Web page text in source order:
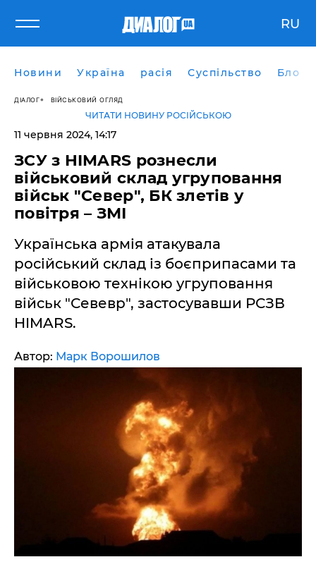
RU
Новини Україна расія Суспільство Блоги
ДІАЛОГ ВІЙСЬКОВИЙ ОГЛЯД
ЧИТАТИ НОВИНУ РОСІЙСЬКОЮ
11 червня 2024, 14:17
ЗСУ з HIMARS рознесли
військовий склад угруповання
військ "Север", БК злетів у
повітря – ЗМІ
Українська армія атакувала
російський склад із боєприпасами та
військовою технікою угруповання
військ "Севевр", застосувавши РСЗВ
HIMARS.
Автор: Марк Ворошилов